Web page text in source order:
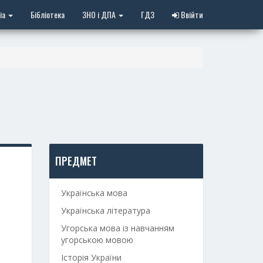
Бібліотека ЗНО і ДПА ГДЗ Ввійти
ПРЕДМЕТ
Українська мова
Українська література
Угорська мова із навчанням
угорською мовою
Історія України